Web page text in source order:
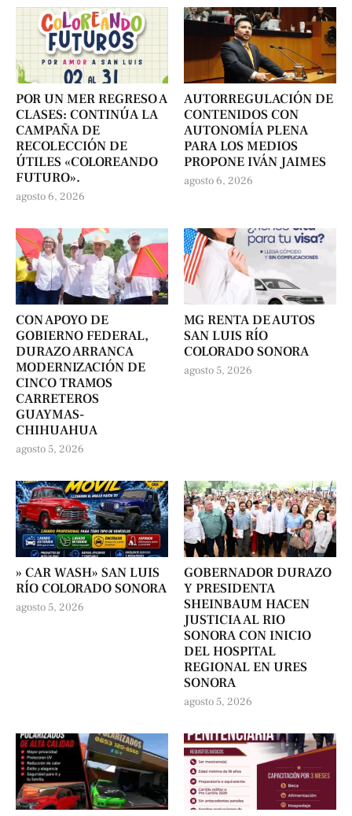
POR UN MER REGRESO A
CLASES: CONTINÚA LA
CAMPAÑA DE
RECOLECCIÓN DE
ÚTILES «COLOREANDO
FUTURO».
agosto 6, 2026
AUTORREGULACIÓN DE
CONTENIDOS CON
AUTONOMÍA PLENA
PARA LOS MEDIOS
PROPONE IVÁN JAIMES
agosto 6, 2026
CON APOYO DE
GOBIERNO FEDERAL,
DURAZO ARRANCA
MODERNIZACIÓN DE
CINCO TRAMOS
CARRETEROS
GUAYMAS-
CHIHUAHUA
agosto 5, 2026
MG RENTA DE AUTOS
SAN LUIS RÍO
COLORADO SONORA
agosto 5, 2026
» CAR WASH» SAN LUIS
RÍO COLORADO SONORA
agosto 5, 2026
GOBERNADOR DURAZO
Y PRESIDENTA
SHEINBAUM HACEN
JUSTICIA AL RIO
SONORA CON INICIO
DEL HOSPITAL
REGIONAL EN URES
SONORA
agosto 5, 2026